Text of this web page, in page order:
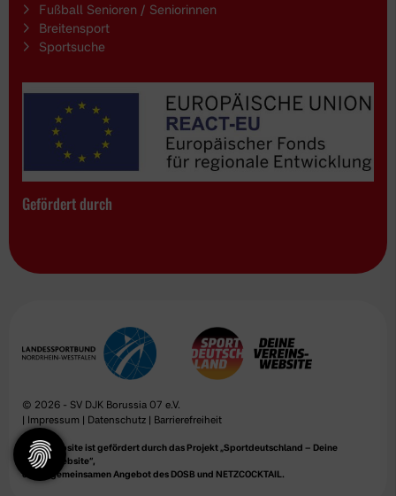
Fußball Senioren / Seniorinnen
Breitensport
Sportsuche
Gefördert durch
© 2026 - SV DJK Borussia 07 e.V.
| Impressum | Datenschutz | Barrierefreiheit
Diese Website ist gefördert durch das Projekt „Sportdeutschland – Deine
Vereinswebsite”,
einem gemeinsamen Angebot des DOSB und NETZCOCKTAIL.